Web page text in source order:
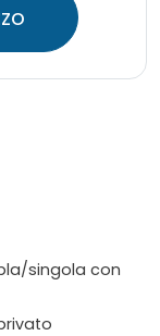
singola con